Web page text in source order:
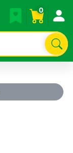
0